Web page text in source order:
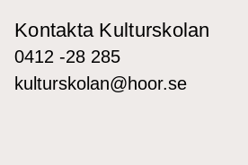
Kontakta Kulturskolan
0412 -28 285
kulturskolan@hoor.se